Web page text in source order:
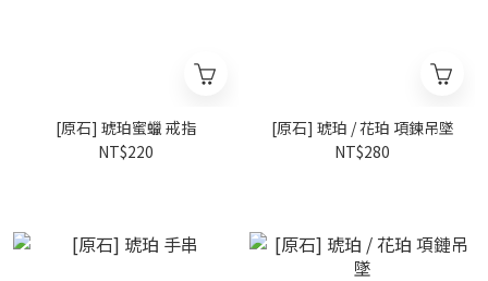
[原石] 琥珀蜜蠟 戒指
NT$220
[原石] 琥珀 / 花珀 項鍊吊墜
NT$280